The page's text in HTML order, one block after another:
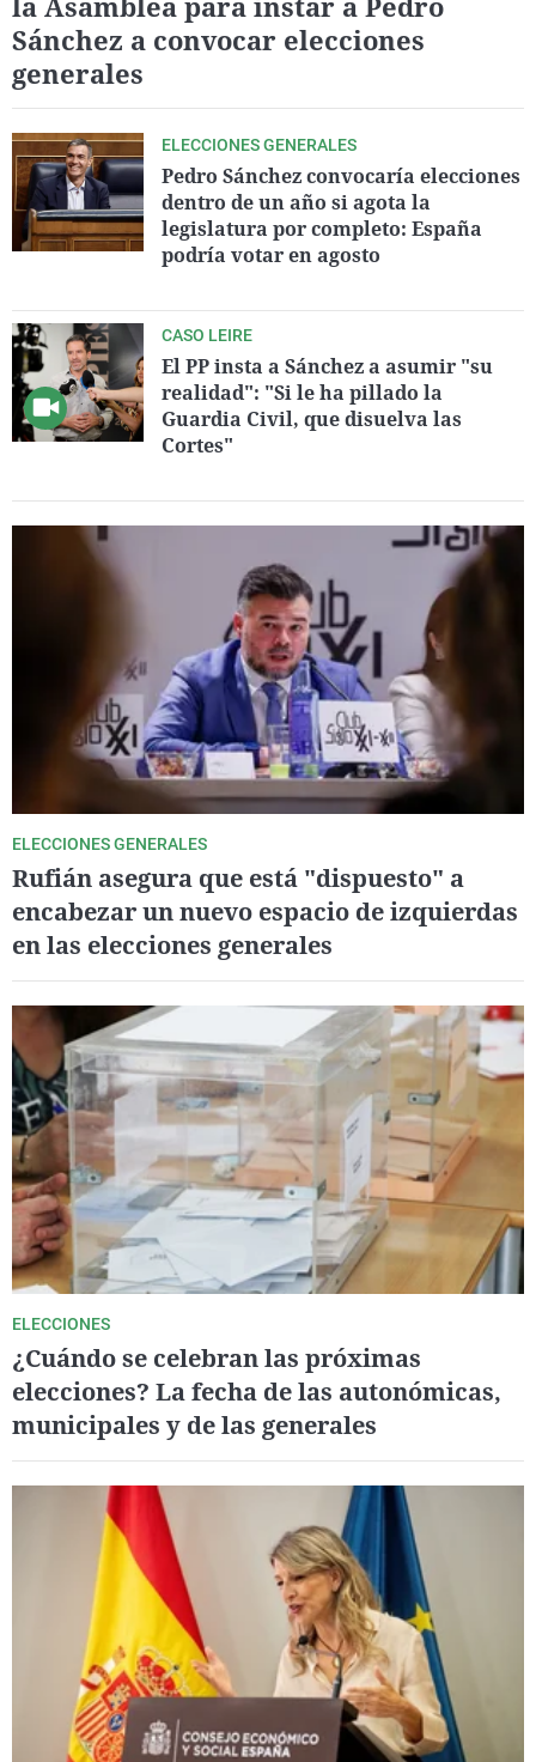
La rosa de los vientos
Como el perro y el
Caso
Equipo de
Operación Viuda
Extremadura
La Rioja
Navarra
País Vasco
Virales
Elecciones
Sánchez a convocar elecciones
generales
ELECCIONES GENERALES
Pedro Sánchez convocaría elecciones
dentro de un año si agota la
legislatura por completo: España
podría votar en agosto
CASO LEIRE
El PP insta a Sánchez a asumir "su
realidad": "Si le ha pillado la
Guardia Civil, que disuelva las
Cortes"
ELECCIONES GENERALES
Rufián asegura que está "dispuesto" a
encabezar un nuevo espacio de izquierdas
en las elecciones generales
ELECCIONES
¿Cuándo se celebran las próximas
elecciones? La fecha de las autonómicas,
municipales y de las generales